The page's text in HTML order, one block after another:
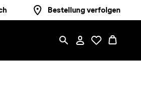
Bestellung verfolgen